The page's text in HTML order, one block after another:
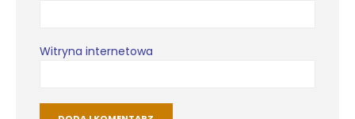
Witryna internetowa